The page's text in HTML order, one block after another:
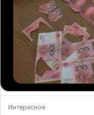
Интересное